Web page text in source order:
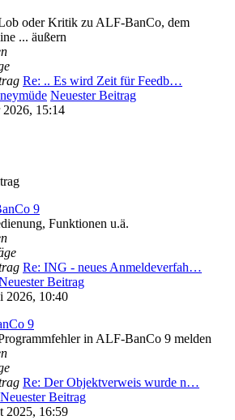
oder Kritik zu ALF-BanCo, dem
... äußern
Re: .. Es wird Zeit für Feedb…
Neuester Beitrag
2026, 15:14
9
Funktionen u.ä.
Re: ING - neues Anmeldeverfah…
Beitrag
2026, 10:40
9
in ALF-BanCo 9 melden
Re: Der Objektverweis wurde n…
Neuester Beitrag
2025, 16:59